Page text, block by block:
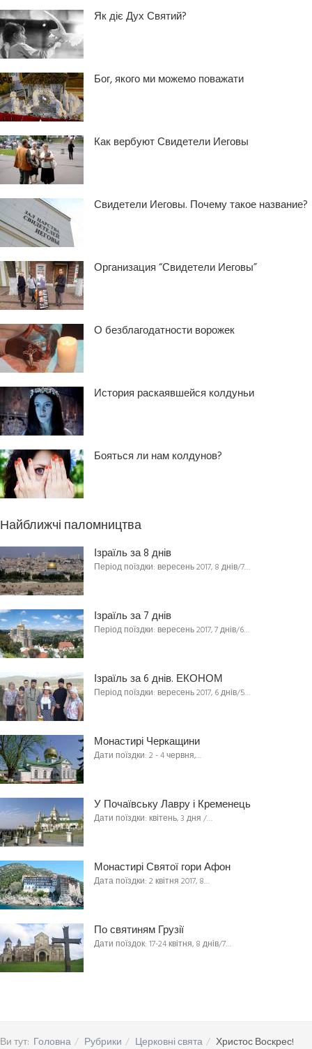
Як діє Дух Святий?
Бог, якого ми можемо поважати
Как вербуют Свидетели Иеговы
Свидетели Иеговы. Почему такое название?
Организация “Свидетели Иеговы”
О безблагодатности ворожек
История раскаявшейся колдуньи
Бояться ли нам колдунов?
Найближчі паломництва
Ізраїль за 8 днів
Період поїздки: вересень 2017, 8 днів/7…
Ізраїль за 7 днів
Період поїздки: вересень 2017, 7 днів/6…
Ізраїль за 6 днів. ЕКОНОМ
Період поїздки: вересень 2017, 6 днів/5…
Монастирі Черкащини
Дати поїздки: 2 - 4 червня,…
У Почаївську Лавру і Кременець
Дати поїздки: квітень, 3 дня /…
Монастирі Святої гори Афон
Дата поїздки: 2 квітня 2017, 8…
По святиням Грузії
Дати поїздок: 17-24 квітня, 8 днів/7…
Ви тут: Головна Рубрики Церковні свята Христос Воскрес!